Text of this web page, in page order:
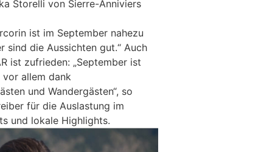
Storelli von Sierre-Anniviers
ist im September nahezu
sind die Aussichten gut.“ Auch
ist zufrieden: „September ist
allem dank
und Wandergästen“, so
für die Auslastung im
und lokale Highlights.